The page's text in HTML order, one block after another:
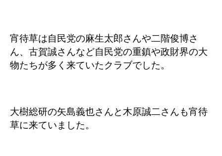
宵待草は自民党の麻生太郎さんや二階俊博さ
ん、古賀誠さんなど自民党の重鎮や政財界の大
物たちが多く来ていたクラブでした。
大樹総研の矢島義也さんと木原誠二さんも宵待
草に来ていました。